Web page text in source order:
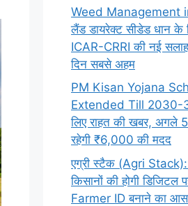
Weed Management
लैंड डायरेक्ट सीडेड धान के
ICAR-CRRI की नई
दिन सबसे अहम
PM Kisan Yojana
Extended Till 2030-
लिए राहत की खबर, अगले
रहेगी ₹6,000 की मदद
एग्री स्टैक (Agri Stack):
किसानों की होगी डिजिटल
Farmer ID बनाने का